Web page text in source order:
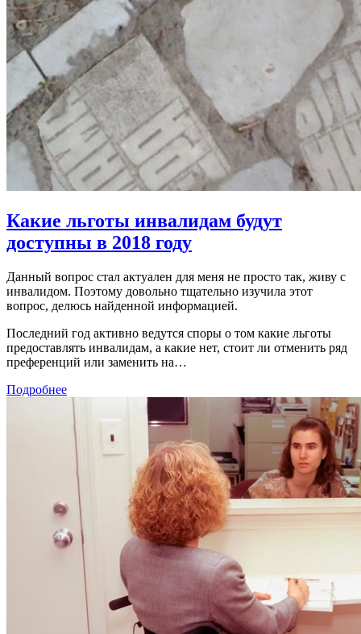
Какие льготы инвалидам будут
доступны в 2018 году
Данный вопрос стал актуален для меня не просто так, живу с
инвалидом. Поэтому довольно тщательно изучила этот
вопрос, делюсь найденной информацией.
Последний год активно ведутся споры о том какие льготы
предоставлять инвалидам, а какие нет, стоит ли отменить ряд
преференций или заменить на…
Подробнее